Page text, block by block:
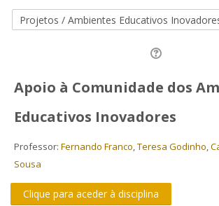
Pesquisar
disciplinas
Apoio à Comunidade dos
Educativos Inovadores
Professor: Fernando Franco,Teresa Godinho,
Sousa
Clique para aceder à disciplina